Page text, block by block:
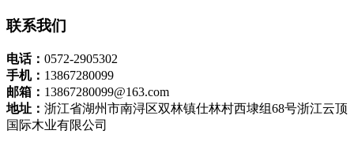
联系我们
电话： 0572-2905302
手机： 13867280099
邮箱： 13867280099@163.com
地址： 浙江省湖州市南浔区双林镇仕林村西埭组68号浙江云顶
国际木业有限公司